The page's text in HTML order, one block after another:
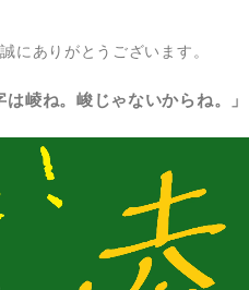
にありがとうございます。
は崚ね。峻じゃないからね。」